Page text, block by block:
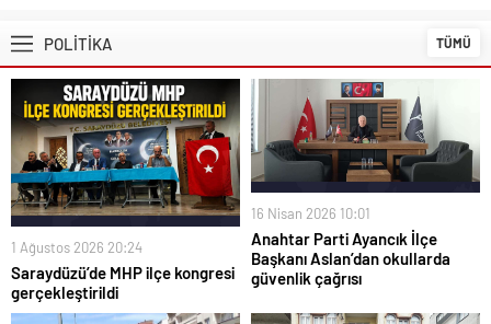
POLİTİKA TÜMÜ
1 Ağustos 2026 20:24
Saraydüzü’de MHP ilçe kongresi
gerçekleştirildi
16 Nisan 2026 10:01
Anahtar Parti Ayancık İlçe
Başkanı Aslan’dan okullarda
güvenlik çağrısı